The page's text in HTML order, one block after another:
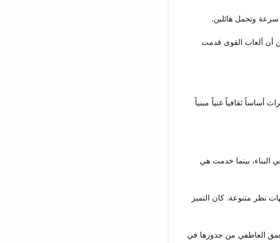
أن ألعاب القوى قدمت
أساساً ثقافياً غنياً مبنياً
عمل في البناء، بينما خدمت هي
نظر متنوعة. كان التميز
العاطفي من جذورها في